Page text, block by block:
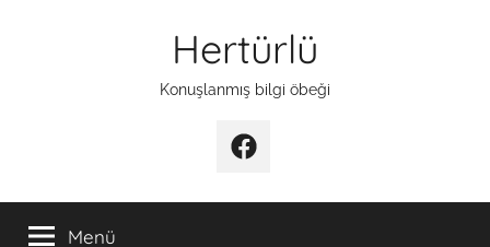
Hertürlü
Konuşlanmış bilgi öbeği
Facebook
Menü